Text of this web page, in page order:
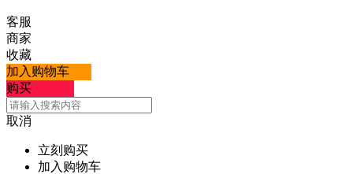
客服
商家
收藏
加入购物车
购买
取消
立刻购买
加入购物车